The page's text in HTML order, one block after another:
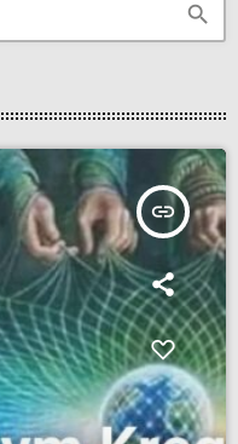
search
insert_link